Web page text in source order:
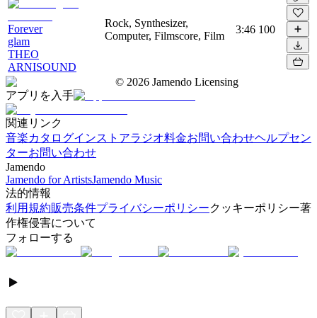
Forever
glam
THEO
ARNISOUND
Rock, Synthesizer,
Computer, Filmscore, Film
3:46 100
© 2026 Jamendo Licensing
アプリを入手
関連リンク
音楽カタログインストアラジオ料金お問い合わせヘルプセン
ターお問い合わせ
Jamendo
Jamendo for ArtistsJamendo Music
法的情報
利用規約販売条件プライバシーポリシークッキーポリシー著
作権侵害について
フォローする